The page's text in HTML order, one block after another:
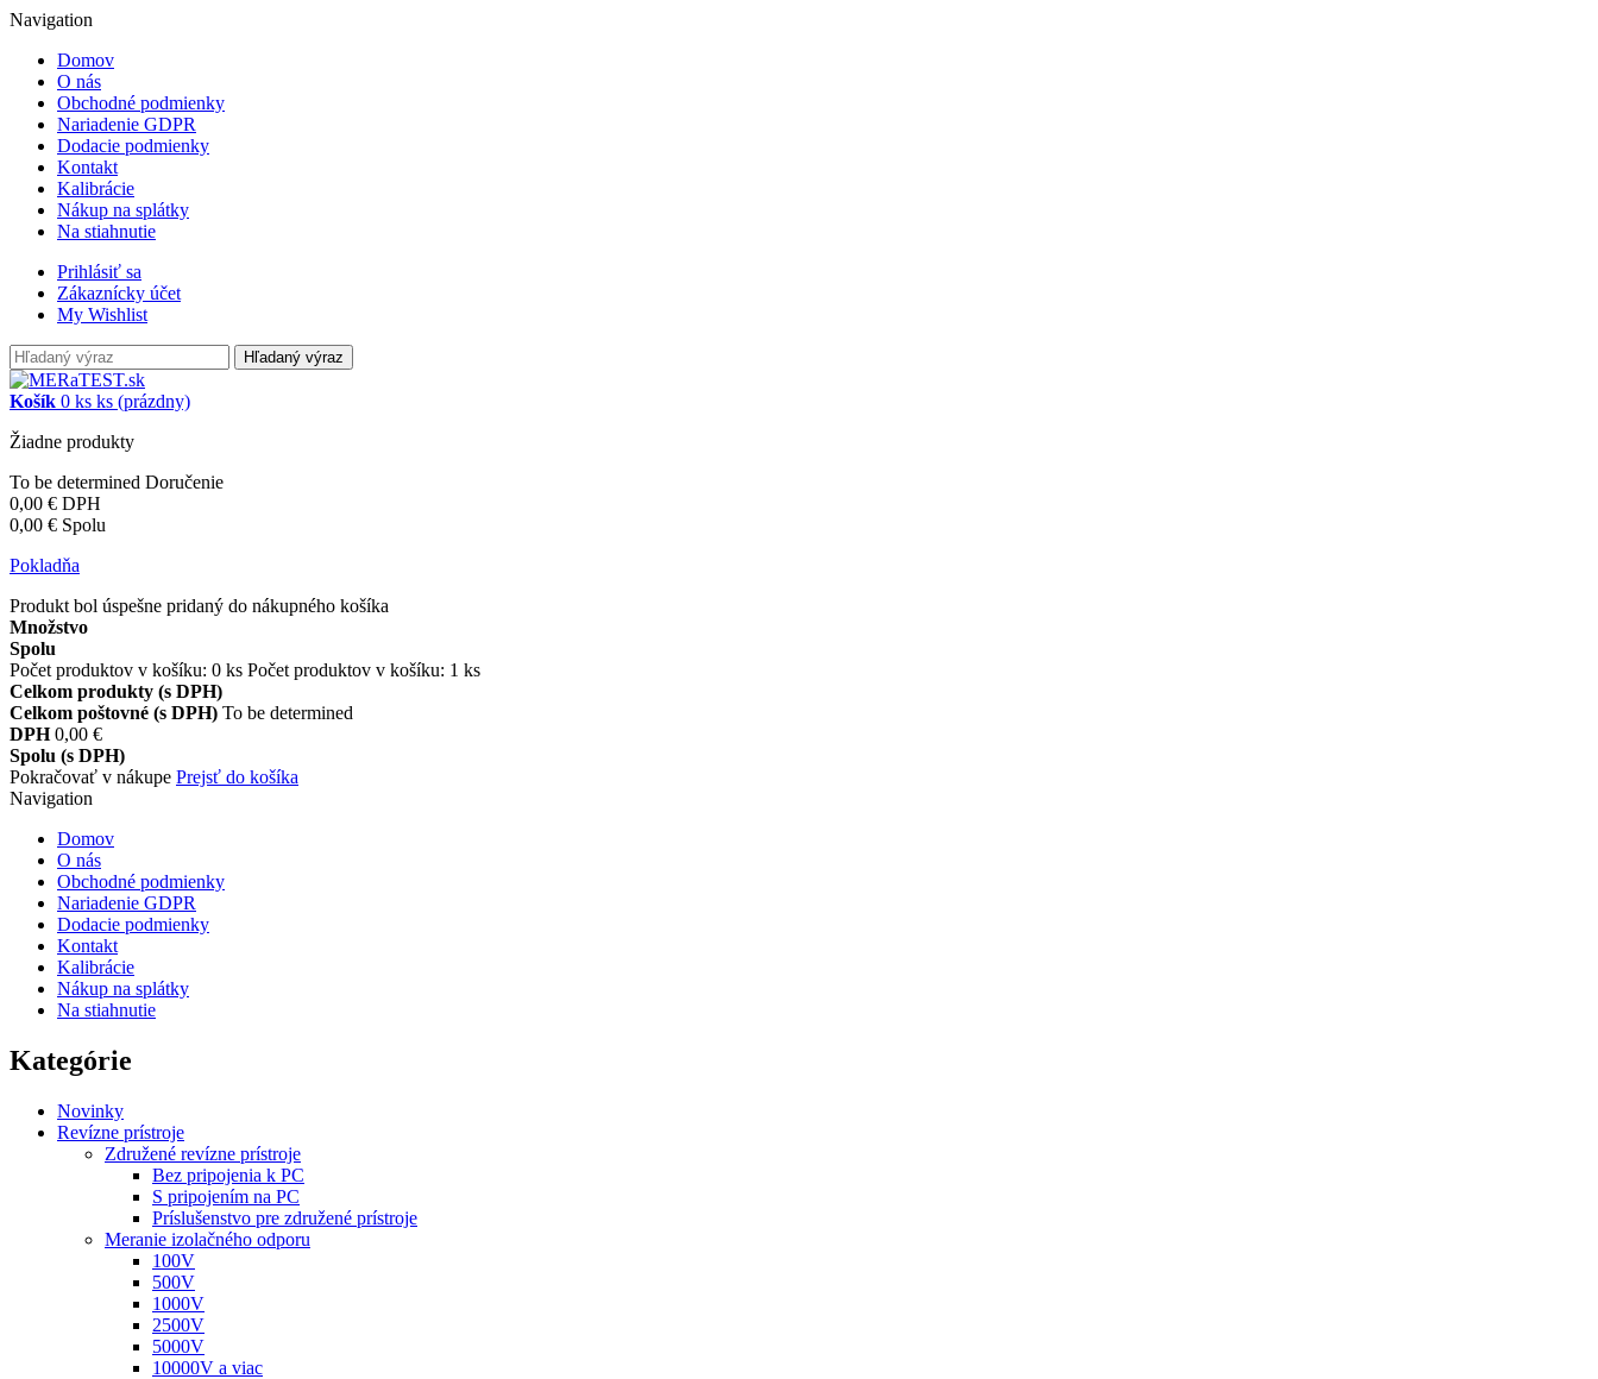
Navigation
Domov
O nás
Obchodné podmienky
Nariadenie GDPR
Dodacie podmienky
Kontakt
Kalibrácie
Nákup na splátky
Na stiahnutie
Prihlásiť sa
Zákaznícky účet
My Wishlist
Hľadaný výraz
Košík 0 ks ks (prázdny)
Žiadne produkty
To be determined Doručenie
0,00 € DPH
0,00 € Spolu
Pokladňa
Produkt bol úspešne pridaný do nákupného košíka
Množstvo
Spolu
Počet produktov v košíku: 0 ks Počet produktov v košíku: 1 ks
Celkom produkty (s DPH)
Celkom poštovné (s DPH) To be determined
DPH 0,00 €
Spolu (s DPH)
Pokračovať v nákupe Prejsť do košíka
Navigation
Domov
O nás
Obchodné podmienky
Nariadenie GDPR
Dodacie podmienky
Kontakt
Kalibrácie
Nákup na splátky
Na stiahnutie
Kategórie
Novinky
Revízne prístroje
Združené revízne prístroje
Bez pripojenia k PC
S pripojením na PC
Príslušenstvo pre združené prístroje
Meranie izolačného odporu
100V
500V
1000V
2500V
5000V
10000V a viac